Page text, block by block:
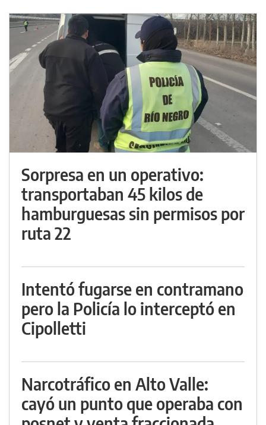
Sorpresa en un operativo:
transportaban 45 kilos de
hamburguesas sin permisos por
ruta 22
Intentó fugarse en contramano
pero la Policía lo interceptó en
Cipolletti
Narcotráfico en Alto Valle:
cayó un punto que operaba con